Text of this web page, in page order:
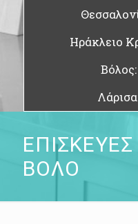
Ηράκλειο
Βόλος:
ΒΟΛΟ